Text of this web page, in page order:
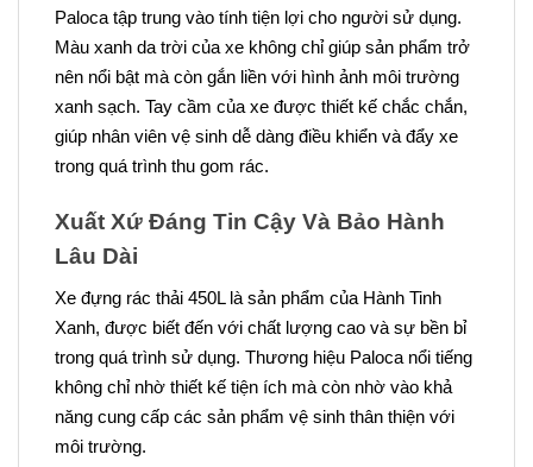
Paloca tập trung vào tính tiện lợi cho người sử dụng.
Màu xanh da trời của xe không chỉ giúp sản phẩm trở
nên nổi bật mà còn gắn liền với hình ảnh môi trường
xanh sạch. Tay cầm của xe được thiết kế chắc chắn,
giúp nhân viên vệ sinh dễ dàng điều khiển và đẩy xe
trong quá trình thu gom rác.
Xuất Xứ Đáng Tin Cậy Và Bảo Hành
Lâu Dài
Xe đựng rác thải 450L là sản phẩm của Hành Tinh
Xanh, được biết đến với chất lượng cao và sự bền bỉ
trong quá trình sử dụng. Thương hiệu Paloca nổi tiếng
không chỉ nhờ thiết kế tiện ích mà còn nhờ vào khả
năng cung cấp các sản phẩm vệ sinh thân thiện với
môi trường.